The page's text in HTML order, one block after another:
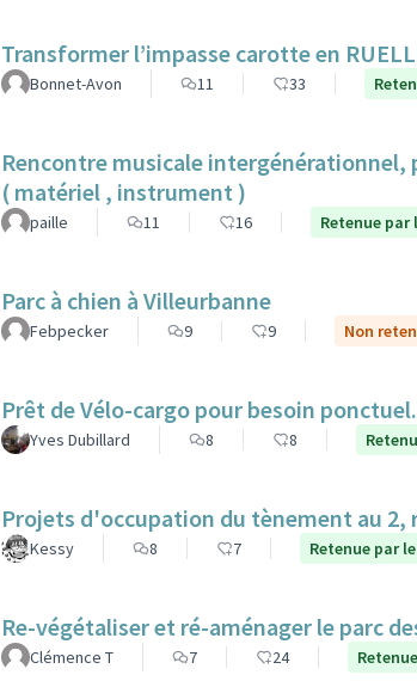
Transformer l’impasse carotte en
Bonnet-Avon 11 33
Rencontre musicale intergénérationnel,
( matériel , instrument )
paille 11 16 Retenue
Parc à chien à Villeurbanne
Febpecker 9 9 Non
Prêt de Vélo-cargo pour besoin ponctuel.
Yves Dubillard 8 8
Projets d'occupation du tènement au 2,
Kessy 8 7 Retenue par
Re-végétaliser et ré-aménager le parc
Clémence T 7 24